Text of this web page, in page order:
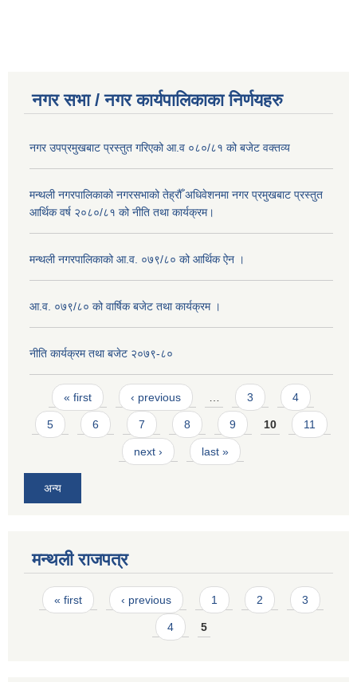
नगर सभा / नगर कार्यपालिकाका निर्णयहरु
नगर उपप्रमुखबाट प्रस्तुत गरिएको आ.व ०८०/८१ को बजेट वक्तव्य
मन्थली नगरपालिकाको नगरसभाको तेह्रौँ अधिवेशनमा नगर प्रमुखबाट प्रस्तुत
आर्थिक वर्ष २०८०/८१ को नीति तथा कार्यक्रम।
मन्थली नगरपालिकाको आ.व. ०७९/८० को आर्थिक ऐन ।
आ.व. ०७९/८० को वार्षिक बजेट तथा कार्यक्रम ।
नीति कार्यक्रम तथा बजेट २०७९-८०
Pages
« first ‹ previous 3 4
5 6 7 8 9 10 11
next › last »
अन्य
मन्थली राजपत्र
Pages
« first ‹ previous 1 2 3
4 5